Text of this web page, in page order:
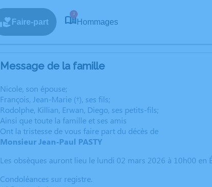
Faire-part
3
Hommages
Message de la famille
Nicole, son épouse;
François, Jean-Marie (†), ses fils;
Rodolphe, Killian, Erwan, Diego, ses petits-fils;
Ainsi que toute la famille et ses amis
Ont la tristesse de vous faire part du décès de
Monsieur Jean-Paul PASTY
Les obsèques auront lieu le lundi 02 mars 2026 à 10h00 en
Condoléances sur registre.